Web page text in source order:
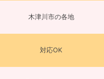
木津川市の各地
対応OK